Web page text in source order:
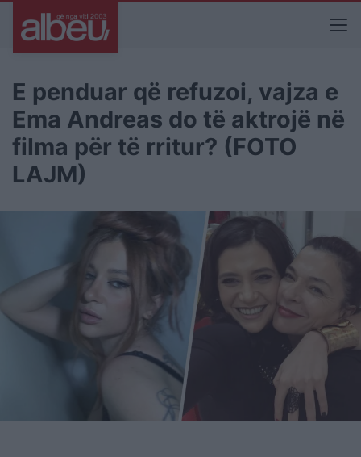
E penduar që refuzoi, vajza e
Ema Andreas do të aktrojë në
filma për të rritur? (FOTO
LAJM)